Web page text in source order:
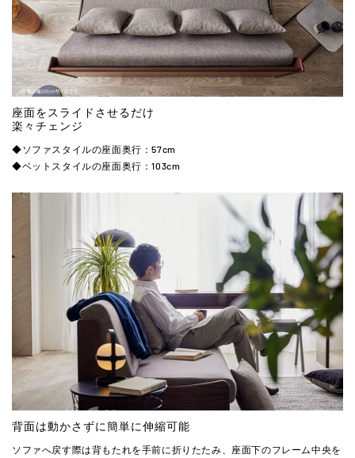
座面をスライドさせるだけ
楽々チェンジ
◆ソファスタイルの座面奥行：57cm
◆ベットスタイルの座面奥行：103cm
背面は動かさずに簡単に伸縮可能
ソファへ戻す際は背もたれを手前に折りたたみ、座面下のフレーム中央を